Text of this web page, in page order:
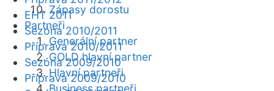
Zápasy dorostu
Partneři
Generální partner
GOLD hlavní partner
Hlavní partneři
Business partneři
EHT 2011
Sezóna 2010/2011
Příprava 2010/2011
Sezóna 2009/2010
Příprava 2009/2010